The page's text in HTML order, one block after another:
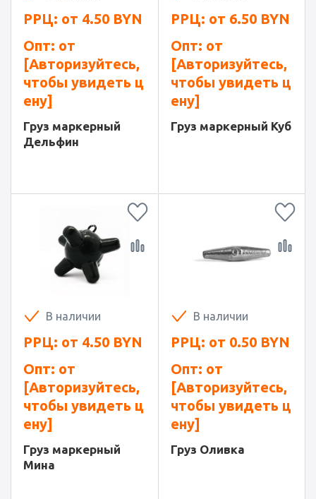
РРЦ: от 4.50 BYN
Опт: от
[Авторизуйтесь,
чтобы увидеть ц
ену]
Груз маркерный
Дельфин
РРЦ: от 6.50 BYN
Опт: от
[Авторизуйтесь,
чтобы увидеть ц
ену]
Груз маркерный Куб
В наличии
РРЦ: от 4.50 BYN
Опт: от
[Авторизуйтесь,
чтобы увидеть ц
ену]
Груз маркерный
Мина
В наличии
РРЦ: от 0.50 BYN
Опт: от
[Авторизуйтесь,
чтобы увидеть ц
ену]
Груз Оливка